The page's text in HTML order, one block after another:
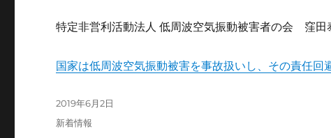
特定非営利活動法人 低周波空気振動被害者の会 窪田
国家は低周波空気振動被害を事故扱いし、その責任回
投
稿
日:
2019年6月2日
カ
新着情報